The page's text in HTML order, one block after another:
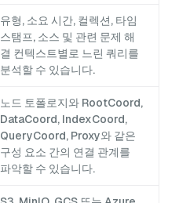
유형, 소요 시간, 컬렉션, 타임
스탬프, 소스 및 관련 문제 해
결 컨텍스트별로 느린 쿼리를
분석할 수 있습니다.
노드 토폴로지와 RootCoord,
DataCoord, IndexCoord,
QueryCoord, Proxy와 같은
구성 요소 간의 연결 관계를
파악할 수 있습니다.